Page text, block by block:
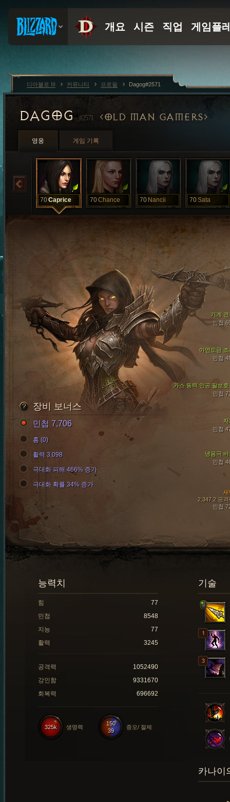
DAGOG#2571 OLD MAN GAMERS
영웅 게임 기록
70Caprice 70Chance 70 Nancii 70Sata
아연도금 조
민첩
가스 동력 인공 팔보호
민첩
기계 견
민첩
냉음극 바
민첩
새
2,347.2 공격
민첩
민첩
장비 보너스
민첩 7,706
홈 (0)
활력 3,098
극대화 피해 466% 증가
극대화 확률 34% 증가
기술
능력치
힘
77
민첩
8548
지능
77
활력
3245
공격력
1052490
강인함
9331670
회복력
696692
150
39
증오/ 절제
325k 생명력
카나이
디아블로 III 커뮤니티 프로필 Dagog#2571